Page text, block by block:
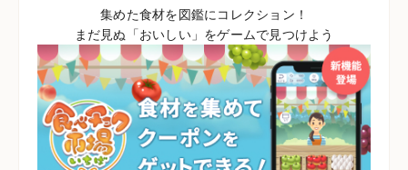
集めた食材を図鑑にコレクション！
まだ見ぬ「おいしい」をゲームで見つけよう